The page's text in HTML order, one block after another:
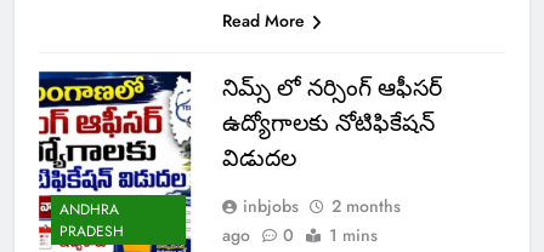
Read More
ANDHRA
PRADESH
నిమ్స్ లో నర్సింగ్ ఆఫీసర్
ఉద్యోగాలకు నోటిఫికేషన్
విడుదల
inbjobs
2 months
ago
0 1 mins